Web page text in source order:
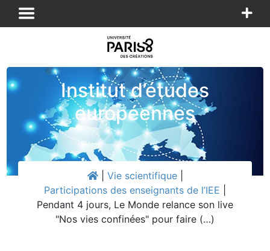
Panneau de gestion des cookies
Institut d’études
européennes
Vie scientifique
Participations des enseignants de l’IEE
Pendant 4 jours, Le Monde relance son live
"Nos vies confinées" pour faire (…)